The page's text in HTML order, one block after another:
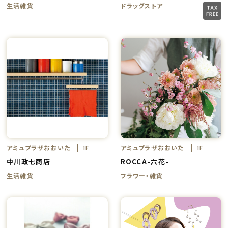
生活雑貨 ドラッグストア
アミュプラザおおいた 1F
中川政七商店
生活雑貨
アミュプラザおおいた 1F
ROCCA-六花-
フラワー・雑貨